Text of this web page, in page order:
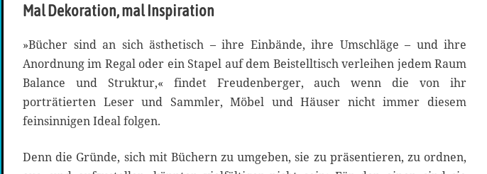
Mal Dekoration, mal Inspiration
»Bücher sind an sich ästhetisch – ihre Einbände, ihre Umschläge – und ihre
Anordnung im Regal oder ein Stapel auf dem Beistelltisch verleihen jedem Raum
Balance und Struktur,« findet Freudenberger, auch wenn die von ihr
porträtierten Leser und Sammler, Möbel und Häuser nicht immer diesem
feinsinnigen Ideal folgen.
Denn die Gründe, sich mit Büchern zu umgeben, sie zu präsentieren, zu ordnen,